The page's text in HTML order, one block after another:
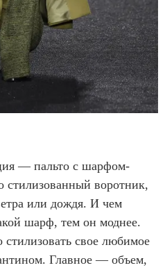
— пальто с шарфом-
стилизованный воротник,
или дождя. И чем
шарф, тем он моднее.
свое любимое
Главное — объем,